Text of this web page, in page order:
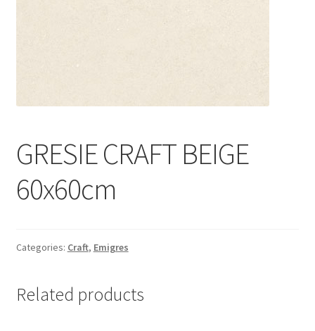
Termeni si conditii
Magazin
GRESIE CRAFT BEIGE
60x60cm
Categories: Craft, Emigres
Related products